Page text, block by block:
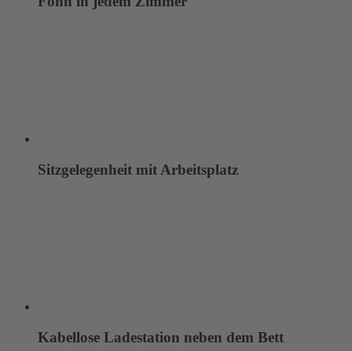
Sitzgelegenheit mit Arbeitsplatz
Kabellose Ladestation neben dem Bett